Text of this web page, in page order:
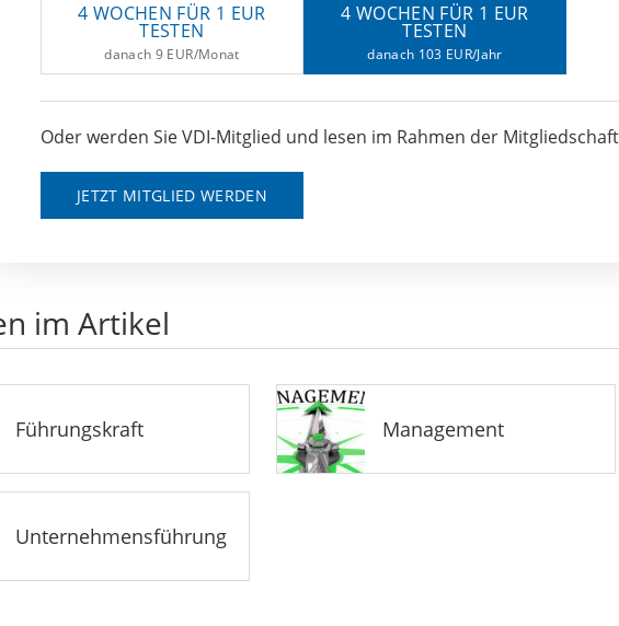
4 WOCHEN FÜR 1 EUR
TESTEN
danach 9 EUR/Monat
4 WOCHEN FÜR 1 EUR
TESTEN
danach 103 EUR/Jahr
Oder werden Sie VDI-Mitglied und lesen im Rahmen der
JETZT MITGLIED WERDEN
im Artikel
Führungskraft Management
Unternehmensführung